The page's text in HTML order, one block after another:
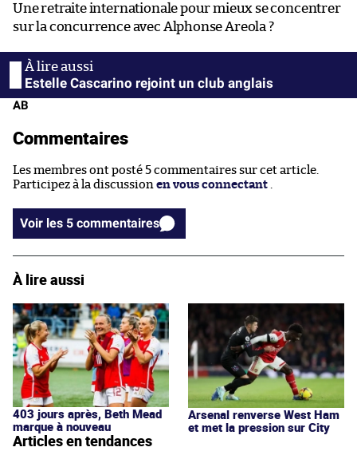
Une retraite internationale pour mieux se concentrer
sur la concurrence avec Alphonse Areola ?
Estelle Cascarino rejoint un club anglais
AB
Commentaires
Les membres ont posté 5 commentaires sur cet article.
Participez à la discussion en vous connectant
Voir les 5 commentaires
À lire aussi
403 jours après, Beth Mead
marque à nouveau
Arsenal renverse West Ham
et met la pression sur City
Articles en tendances